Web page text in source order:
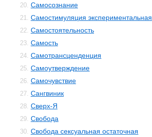
20. Самосознание
21. Самостимуляция экспериментальная
22. Самостоятельность
23. Самость
24. Самотрансценденция
25. Самоутверждение
26. Самочувствие
27. Сангвиник
28. Сверх-Я
29. Свобода
30. Свобода сексуальная остаточная